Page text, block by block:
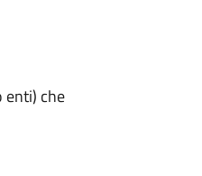
enti) che